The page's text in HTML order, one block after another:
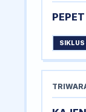
PEPET
SIKLUS